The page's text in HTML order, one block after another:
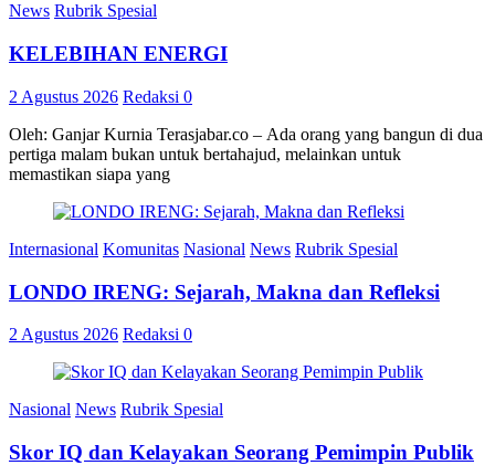
News Rubrik Spesial
KELEBIHAN ENERGI
2 Agustus 2026 Redaksi 0
Oleh: Ganjar Kurnia Terasjabar.co – Ada orang yang bangun di dua
pertiga malam bukan untuk bertahajud, melainkan untuk
memastikan siapa yang
Internasional Komunitas Nasional News Rubrik Spesial
LONDO IRENG: Sejarah, Makna dan Refleksi
2 Agustus 2026 Redaksi 0
Nasional News Rubrik Spesial
Skor IQ dan Kelayakan Seorang Pemimpin Publik